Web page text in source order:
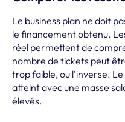
Le business plan ne doit
le financement obtenu.
réel permettent de
nombre de tickets peut
trop faible, ou l’inverse.
atteint avec une masse
élevés.